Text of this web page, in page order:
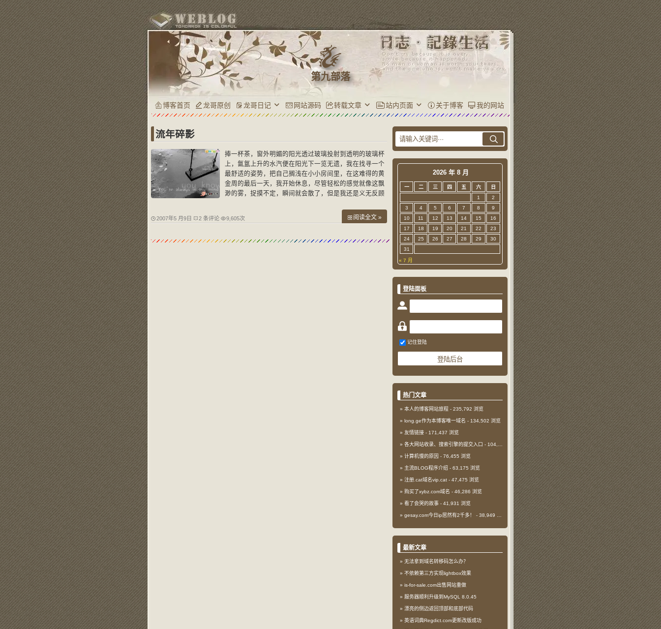
第九部落
博客首页 龙哥原创 龙哥日记 网站源码 转载文章 站内页面 关于博客 我的网站
流年碎影
捧一杯茶，窗外明媚的阳光透过玻璃投射到透明的玻璃杯
上，氤氲上升的水汽便在阳光下一览无遗，我在找寻一个
最舒适的姿势，把自己搁浅在小小房间里，在这难得的黄
金周的最后一天，我开始休息，尽管轻松的感觉就像这飘
渺的雾，捉摸不定，瞬间就会散了，但是我还是义无反顾
2007年5 月9日 2 条评论 9,605次 阅读全文 »
2026 年 8 月
一 二 三 四 五 六
日
1
2
3
4 5 6 7 8
9
10
11 12 13 14 15
16
17
18 19 20 21 22
23
24
25 26 27 28 29
30
31
« 7 月
登陆面板
记住登陆
热门文章
本人的博客网站旅程 - 235,792 浏览
long.ge作为本博客唯一域名 - 134,502 浏览
友情链接 - 171,437 浏览
各大网站收录、搜索引擎的提交入口 - 104,386 浏览
计算机慢的原因 - 76,455 浏览
主流BLOG程序介绍 - 63,175 浏览
注册.cat域名vip.cat - 47,475 浏览
购买了xybz.com域名 - 46,286 浏览
看了会哭的故事 - 41,931 浏览
gesay.com今日ip居然有2千多！ - 38,949 浏览
最新文章
无法拿到域名转移码怎么办？
不依赖第三方实现lightbox效果
is-for-sale.com出售网站重做
服务器顺利升级到MySQL 8.0.45
漂亮的侧边返回顶部和底部代码
英语词典Regdict.com更新改版成功